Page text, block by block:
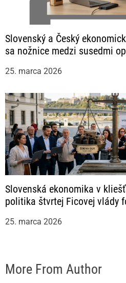
Slovenský a Český
sa nožnice medzi susedmi
25. marca 2026
Slovenská ekonomika v
politika štvrtej Ficovej vlády
25. marca 2026
More From Author